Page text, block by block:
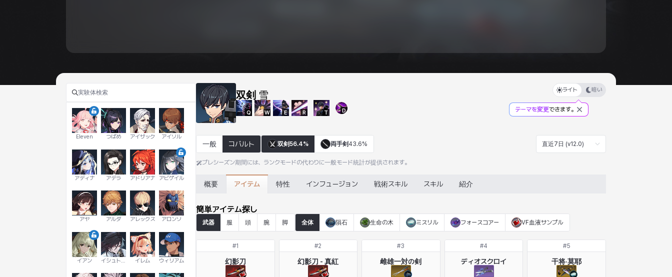
Eleven つばめ アイザック アイソル
アディナ アデラ アドリアナ アビゲイル
アヤ アルダ アレックス アロンソ
イアン イレム ウィリアム
双剣 雪
Q W E R T D
ライト 暗い
テーマを変更できます。
一般 コバルト 双剣56.4% 両手剣 43.6% 直近7日 (v12.0)
プレシーズン期間には、ランクモードの代わりに一般モード統計が提供されます。
概要 アイテム 特性 インフュージョン 戦術スキル スキル 紹介
簡単アイテム探し
武器 服 頭 腕 脚 全体 隕石 生命の木 ミスリル フォースコアー VF血液サンプル
#1
幻影刀
#2
幻影刀 - 真紅
#3
雌雄一対の剣
#4
ディオスクロイ
#5
干将·莫耶